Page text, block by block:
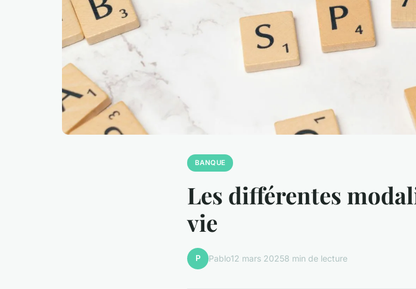
BANQUE
Les différentes
vie
P Pablo12 mars 20258 min de lecture